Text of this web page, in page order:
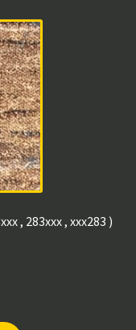
, 283xxx , xxx283 )